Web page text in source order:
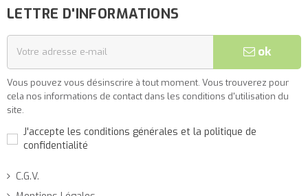
LETTRE D'INFORMATIONS
ok
Vous pouvez vous désinscrire à tout moment. Vous trouverez pour
cela nos informations de contact dans les conditions d'utilisation du
site.
J'accepte les conditions générales et la politique de
confidentialité
C.G.V.